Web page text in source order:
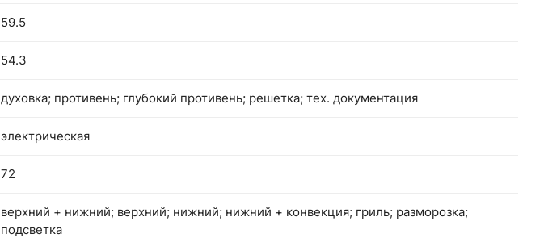
59.5
54.3
духовка; противень; глубокий противень; решетка; тех. документация
электрическая
72
верхний + нижний; верхний; нижний; нижний + конвекция; гриль; разморозка;
подсветка